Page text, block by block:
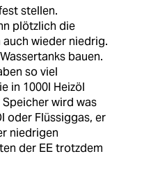
stellen.
plötzlich die
wieder niedrig.
bauen.
so viel
in 1000l Heizöl
wird was
oder Flüssiggas, er
niedrigen
der EE trotzdem